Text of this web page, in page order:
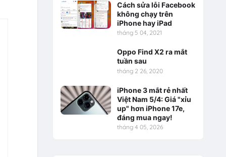
Cách sửa lỗi Facebook
không chạy trên
iPhone hay iPad
tháng 5 04, 2021
Oppo Find X2 ra mắt
tuần sau
tháng 2 26, 2020
iPhone 3 mắt rẻ nhất
Việt Nam 5/4: Giá "xỉu
up" hơn iPhone 17e,
đáng mua ngay!
tháng 4 05, 2026